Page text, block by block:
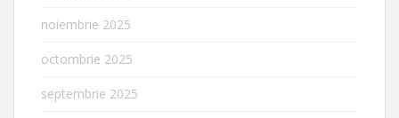
noiembrie 2025
octombrie 2025
septembrie 2025